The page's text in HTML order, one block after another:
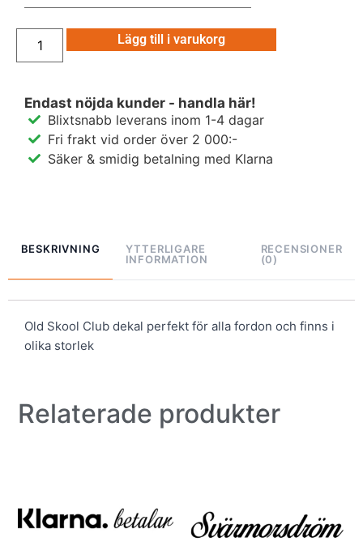
Lägg till i varukorg
Endast nöjda kunder - handla här!
Blixtsnabb leverans inom 1-4 dagar
Fri frakt vid order över 2 000:-
Säker & smidig betalning med Klarna
BESKRIVNING
YTTERLIGARE
INFORMATION
RECENSIONER
(0)
Old Skool Club dekal perfekt för alla fordon och finns i
olika storlek
Relaterade produkter